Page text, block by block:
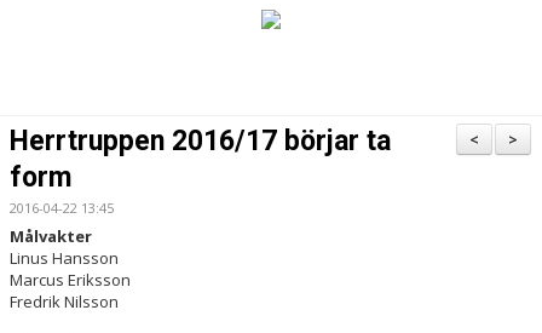
MEDIA / GRAFISK PROFIL
KALENDER
DOKUMENT
>
<
Herrtruppen 2016/17 börjar ta
form
2016-04-22 13:45
Målvakter
Linus Hansson
Marcus Eriksson
Fredrik Nilsson